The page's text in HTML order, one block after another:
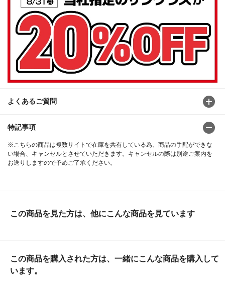
よくあるご質問
特記事項
※こちらの商品は複数サイトで在庫を共有している為、商品の手配ができな
い場合、キャンセルとさせていただきます。キャンセルの際は別途ご案内を
お送りしますので予めご了承ください。
この商品を見た方は、他にこんな商品を見ています
この商品を購入された方は、一緒にこんな商品を購入して
います。